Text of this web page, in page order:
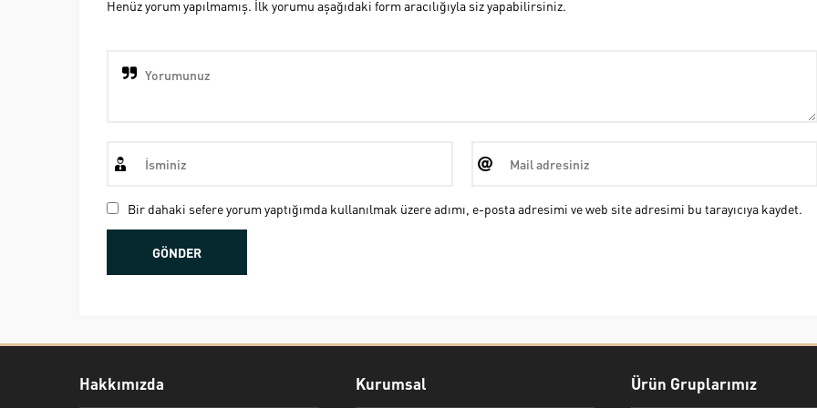
Henüz yorum yapılmamış. İlk yorumu aşağıdaki form aracılığıyla siz yapabilirsiniz.
Bir dahaki sefere yorum yaptığımda kullanılmak üzere adımı, e-posta adresimi ve web site adresimi bu tarayıcıya kaydet.
Hakkımızda Kurumsal Ürün Gruplarımız